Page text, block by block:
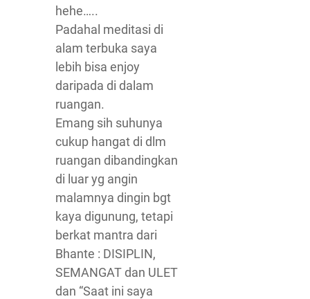
hehe…..
Padahal meditasi di
alam terbuka saya
lebih bisa enjoy
daripada di dalam
ruangan.
Emang sih suhunya
cukup hangat di dlm
ruangan dibandingkan
di luar yg angin
malamnya dingin bgt
kaya digunung, tetapi
berkat mantra dari
Bhante : DISIPLIN,
SEMANGAT dan ULET
dan “Saat ini saya